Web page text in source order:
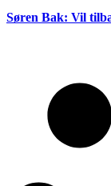
Søren Bak: Vil